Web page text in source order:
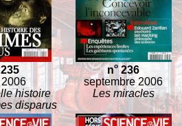
235
histoire
disparus
no236
septembre 2006
Les miracles